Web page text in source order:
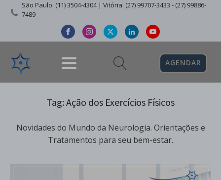
São Paulo: (11) 3504-4304 | Vitória: (27) 99707-3433 - (27) 99886-
7489
AGENDAR
Tag: Ação dos Exercícios Físicos
Novidades do Mundo da Neurologia. Orientações e
Tratamentos para seu bem-estar.